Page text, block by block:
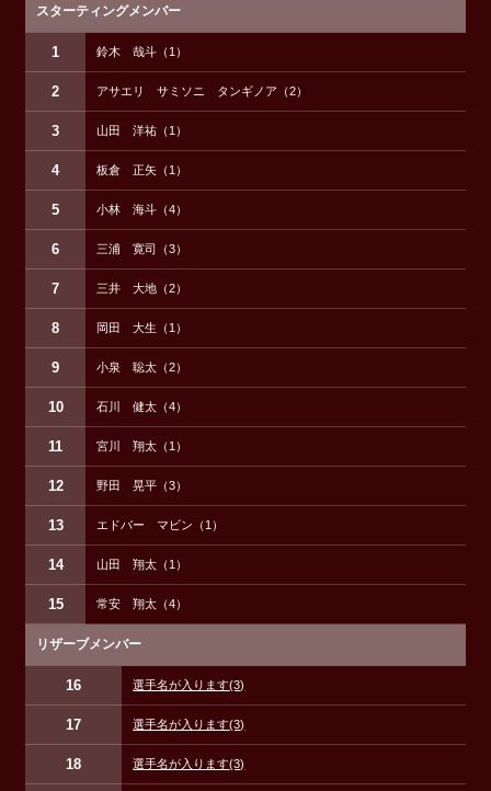
スターティングメンバー
1 鈴木 哉斗（1）
2 アサエリ サミソニ タンギノア（2）
3 山田 洋祐（1）
4 板倉 正矢（1）
5 小林 海斗（4）
6 三浦 寛司（3）
7 三井 大地（2）
8 岡田 大生（1）
9 小泉 聡太（2）
10 石川 健太（4）
11 宮川 翔太（1）
12 野田 晃平（3）
13 エドバー マビン（1）
14 山田 翔太（1）
15 常安 翔太（4）
リザーブメンバー
16 選手名が入ります(3)
17 選手名が入ります(3)
18 選手名が入ります(3)